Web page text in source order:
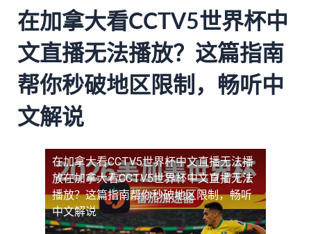
在加拿大看CCTV5世界杯中
文直播无法播放？这篇指南
帮你秒破地区限制，畅听中
文解说
在加拿大看CCTV5世界杯中文直播无法播
放在加拿大看CCTV5世界杯中文直播无法
播放？这篇指南帮你秒破地区限制，畅听
中文解说